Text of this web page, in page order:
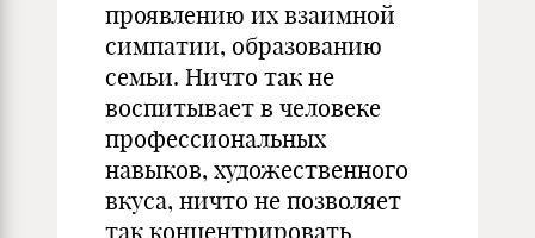
проявлению их взаимной
симпатии, образованию
семьи. Ничто так не
воспитывает в человеке
профессиональных
навыков, художественного
вкуса, ничто не позволяет
так концентрировать